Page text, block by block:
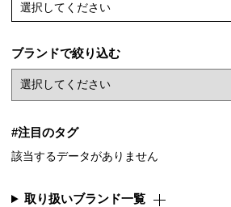
選択してください
ブランドで絞り込む
#注目のタグ
該当するデータがありません
取り扱いブランド一覧